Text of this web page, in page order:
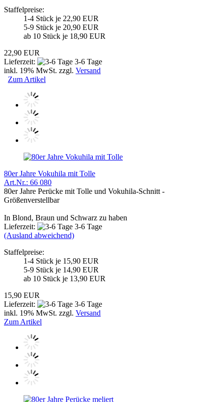
Staffelpreise:
1-4 Stück je 22,90 EUR
5-9 Stück je 20,90 EUR
ab 10 Stück je 18,90 EUR
22,90 EUR
Lieferzeit:
3-6 Tage
inkl. 19% MwSt. zzgl. Versand
Zum Artikel
80er Jahre Vokuhila mit Tolle
Art.Nr.: 66 080
80er Jahre Perücke mit Tolle und Vokuhila-Schnitt -
Größenverstellbar
In Blond, Braun und Schwarz zu haben
Lieferzeit:
3-6 Tage
(Ausland abweichend)
Staffelpreise:
1-4 Stück je 15,90 EUR
5-9 Stück je 14,90 EUR
ab 10 Stück je 13,90 EUR
15,90 EUR
Lieferzeit:
3-6 Tage
inkl. 19% MwSt. zzgl. Versand
Zum Artikel